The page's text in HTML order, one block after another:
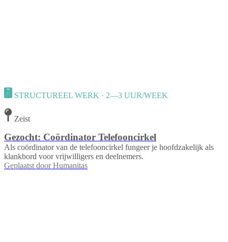
STRUCTUREEL WERK · 2—3 UUR/WEEK
Zeist
Gezocht: Coördinator Telefooncirkel
Als coördinator van de telefooncirkel fungeer je hoofdzakelijk als
klankbord voor vrijwilligers en deelnemers.
Geplaatst door Humanitas